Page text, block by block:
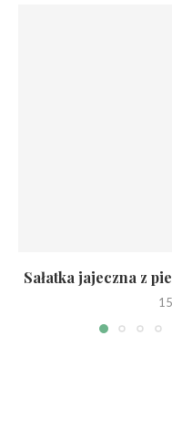
Sałatka jajeczna z